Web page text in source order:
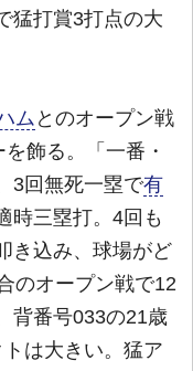
猛打賞3打点の大
ム とのオープン戦
飾る。「一番・
3回無死一塁で有
時三塁打。4回も
き込み、球場がど
のオープン戦で12
背番号033の21歳
は大きい。猛ア